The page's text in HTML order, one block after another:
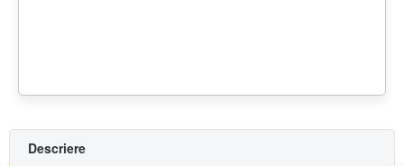
Descriere